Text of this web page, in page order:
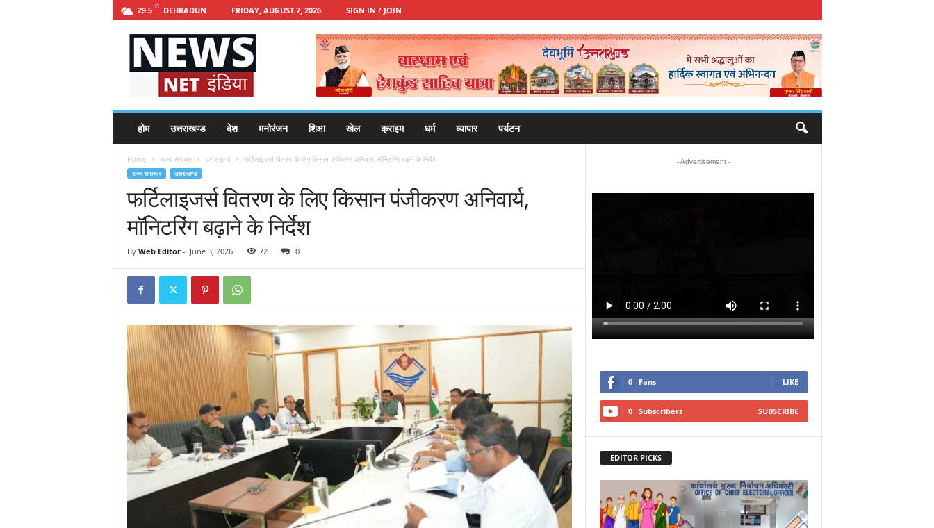
29.5 C DEHRADUN FRIDAY, AUGUST 7, 2026 SIGN IN / JOIN
n
a
होम उत्तराखण्ड देश मनोरंजन शिक्षा खेल क्राइम धर्म व्यापार पर्यटन
Home राज्य समाचार उत्तराखण्ड फर्टिलाइजर्स वितरण के लिए किसान पंजीकरण अनिवार्य, मॉनिटरिंग बढ़ाने के निर्देश
राज्य समाचार उत्तराखण्ड
फर्टिलाइजर्स वितरण के लिए किसान पंजीकरण अनिवार्य,
मॉनिटरिंग बढ़ाने के निर्देश
By Web Editor- June 3, 2026 72 0
- Advertisement -
0 Fans LIKE
0 Subscribers SUBSCRIBE
EDITOR PICKS